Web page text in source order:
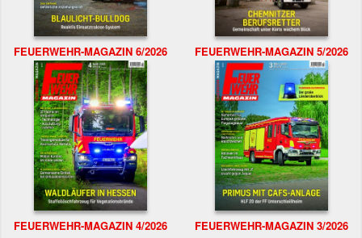
FEUERWEHR-MAGAZIN 6/2026 FEUERWEHR-MAGAZIN 5/2026
FEUERWEHR-MAGAZIN 4/2026 FEUERWEHR-MAGAZIN 3/2026